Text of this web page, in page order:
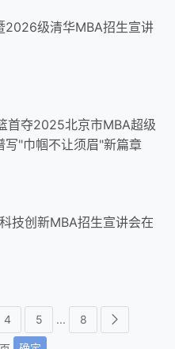
2026级清华MBA招生宣讲
首夺2025北京市MBA超级
写"巾帼不让须眉"新篇章
技创新MBA招生宣讲会在
4 5 ... 8